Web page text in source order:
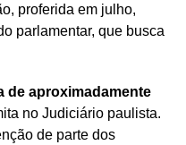
proferida em julho,
parlamentar, que busca
de aproximadamente
no Judiciário paulista.
de parte dos